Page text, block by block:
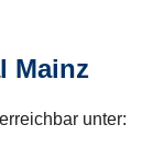
Mainz
unter: